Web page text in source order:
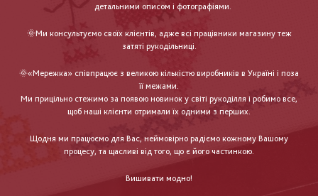
детальними описом і фотографіями.
🌞Ми консультуємо своїх клієнтів, адже всі працівники магазину теж
затяті рукодільниці.
🌞«Мережка» співпрацює з великою кількістю виробників в Україні і поза
її межами.
Ми прицільно стежимо за появою новинок у світі рукоділля і робимо все,
щоб наші клієнти отримали їх одними з перших.
Щодня ми працюємо для Вас, неймовірно радіємо кожному Вашому
процесу, та щасливі від того, що є його частинкою.
Вишивати модно!